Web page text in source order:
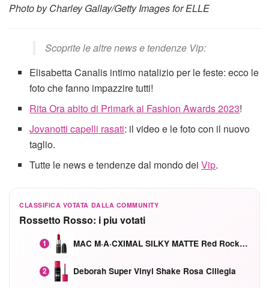
Photo by Charley Gallay/Getty Images for ELLE
Scoprite le altre news e tendenze Vip:
Elisabetta Canalis intimo natalizio per le feste: ecco le
foto che fanno impazzire tutti!
Rita Ora abito di Primark ai Fashion Awards 2023!
Jovanotti capelli rasati: il video e le foto con il nuovo
taglio.
Tutte le news e tendenze dal mondo deiVip.
CLASSIFICA VOTATA DALLA COMMUNITY
Rossetto Rosso: i piu votati
1 MAC M·A·CXIMAL SILKY MATTE Red Rock mat
2 Deborah Super Vinyl Shake Rosa Ciliegia